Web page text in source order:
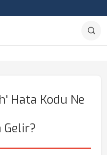
Hata Kodu Ne